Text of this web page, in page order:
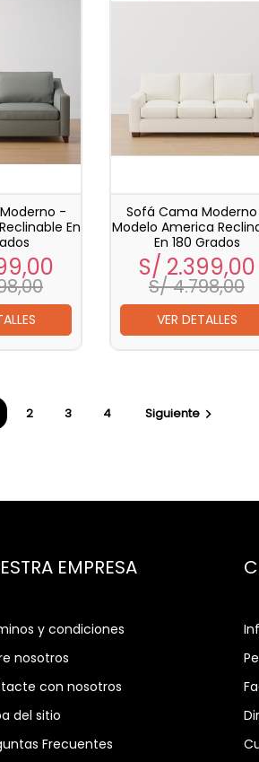
-
En
Precio
Sofá Cama
Modelo America
En 180 Grados
Precio
S/ 2.399,00
S/ 4.798,00
VER DETALLES
2 3 4 Siguiente
EMPRESA
y condiciones
nosotros
con nosotros
del sitio
Frecuentes